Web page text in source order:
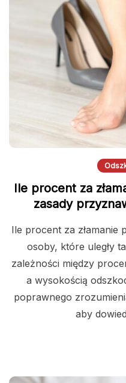
Ile procent za
zasady
Ile procent za złamanie
osoby, które uległy
zależności między
a wysokością
poprawnego
aby